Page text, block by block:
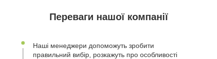
Переваги нашої компанії
Наші менеджери допоможуть зробити
правильний вибір, розкажуть про особливості